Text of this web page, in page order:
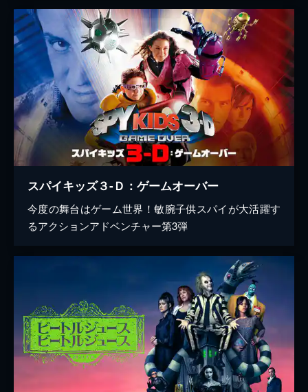
スパイキッズ３-Ｄ：ゲームオーバー
今度の舞台はゲーム世界！敏腕子供スパイが大活躍す
るアクションアドベンチャー第3弾